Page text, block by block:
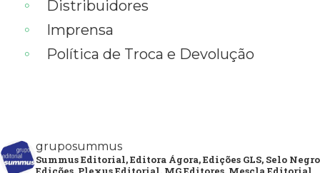
Distribuidores
Imprensa
Política de Troca e Devolução
gruposummus
Summus Editorial, Editora Ágora, Edições GLS, Selo Negro